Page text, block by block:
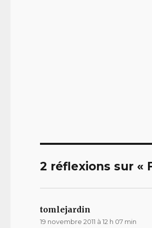
2 réflexions sur «
tomlejardin
19 novembre 2011 à 12 h 07 min